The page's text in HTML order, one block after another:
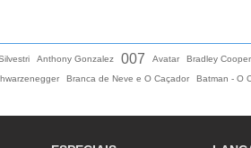
Anthony Gonzalez 007 Avatar Bradley Cooper
Branca de Neve e O Caçador Batman - O